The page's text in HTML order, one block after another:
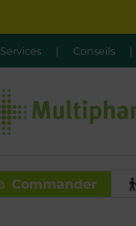
Services | Conseils |
Commander